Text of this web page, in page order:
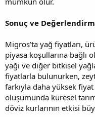
Sonuç ve
Migros’ta yağ fiyatları,
piyasa koşullarına bağlı
yağı ve diğer bitkisel
fiyatlarla bulunurken,
farkıyla daha yüksek fiyat
oluşumunda küresel
döviz kurlarının etkisi